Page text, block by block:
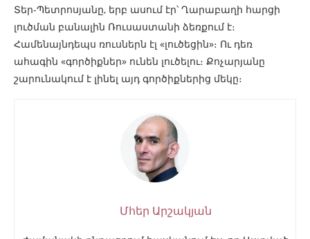
Տեր-Պետրոսյանը, երբ ասում էր՝ Ղարաբաղի հարցի
լուծման բանալին Ռուսաստանի ձեռքում է։
Համենայնդեպս ռուսներն էլ «լուծեցին»։ Ու դեռ
ահագին «գործիքներ» ունեն լուծելու։ Քոչարյանը
շարունակում է լինել այդ գործիքներից մեկը։
Մհեր Արշակյան